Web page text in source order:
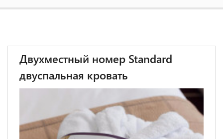
Двухместный номер Standard
двуспальная кровать